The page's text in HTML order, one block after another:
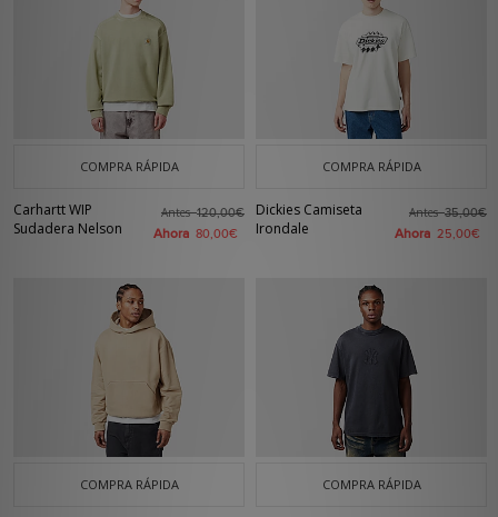
COMPRA RÁPIDA
Carhartt WIP
Sudadera Nelson
Antes120,00€
Ahora 80,00€
COMPRA RÁPIDA
Dickies Camiseta
Irondale
Antes35,00€
Ahora 25,00€
COMPRA RÁPIDA COMPRA RÁPIDA